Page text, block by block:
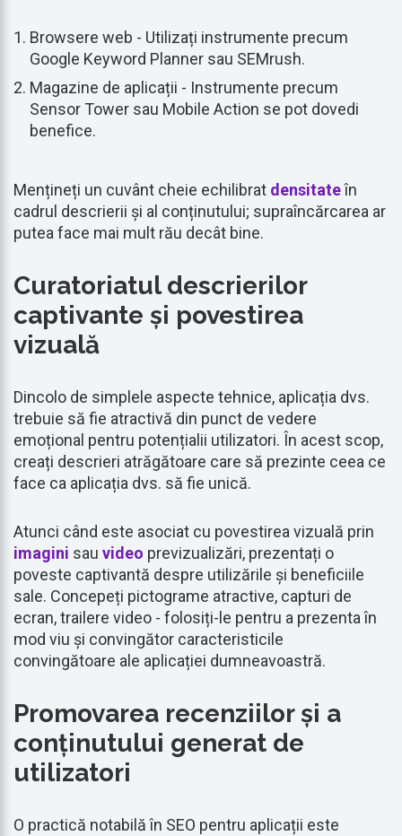
Browsere web - Utilizați instrumente precum
Google Keyword Planner sau SEMrush.
Magazine de aplicații - Instrumente precum
Sensor Tower sau Mobile Action se pot dovedi
benefice.
Mențineți un cuvânt cheie echilibrat densitateîn
cadrul descrierii și al conținutului; supraîncărcarea ar
putea face mai mult rău decât bine.
Curatoriatul descrierilor
captivante și povestirea
vizuală
Dincolo de simplele aspecte tehnice, aplicația dvs.
trebuie să fie atractivă din punct de vedere
emoțional pentru potențialii utilizatori. În acest scop,
creați descrieri atrăgătoare care să prezinte ceea ce
face ca aplicația dvs. să fie unică.
Atunci când este asociat cu povestirea vizuală prin
imagini sau video previzualizări, prezentați o
poveste captivantă despre utilizările și beneficiile
sale. Concepeți pictograme atractive, capturi de
ecran, trailere video - folosiți-le pentru a prezenta în
mod viu și convingător caracteristicile
convingătoare ale aplicației dumneavoastră.
Promovarea recenziilor și a
conținutului generat de
utilizatori
O practică notabilă în SEO pentru aplicații este